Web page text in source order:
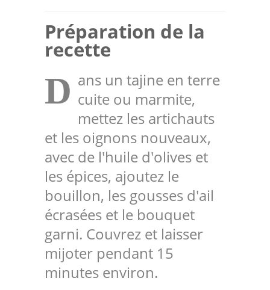
Préparation de la
recette
D ans un tajine en terre
cuite ou marmite,
mettez les artichauts
et les oignons nouveaux,
avec de l'huile d'olives et
les épices, ajoutez le
bouillon, les gousses d'ail
écrasées et le bouquet
garni. Couvrez et laisser
mijoter pendant 15
minutes environ.